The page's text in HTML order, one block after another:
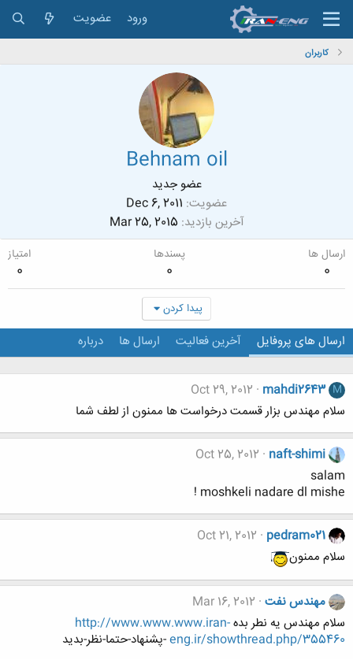
ورود عضویت
کاربران
Behnam oil
عضو جدید
عضویت Dec 6, 2011
آخرین بازدید Mar 25, 2015
ارسال ها
0
پسندها
0
امتیاز
0
پیدا کردن
ارسال های پروفایل آخرین فعالیت ارسال ها درباره
M
mahdi2643
Oct 29, 2012
سلام مهندس بزار قسمت درخواست ها ممنون از لطف شما
naft-shimi
Oct 25, 2012
salam
moshkeli nadare dl mishe !
pedram021
Oct 21, 2012
سلام ممنون
مهندس نفت Mar 16, 2012
سلام مهندس یه نطر بدهhttp://www.www.www.iran-
eng.ir/showthread.php/355460-پشنهاد-حتما-نظر-بدید